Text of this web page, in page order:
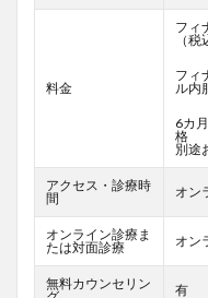
料金
フィ
（
フィ
ル内
6カ
格
別途
アクセス・診療時
間
オン
オンライン診療ま
たは対面診療
オン
無料カウンセリン
有